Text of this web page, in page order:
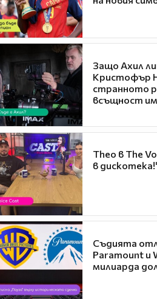
Защо Ахил
Кристофър
странното
всъщност
Theo в The
в
Съдията
Paramount и
милиарда